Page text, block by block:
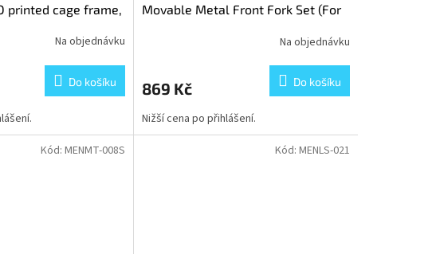
printed cage frame,
Na objednávku
Do košíku
Movable Metal Front Fork Set (For
Na objednávku
869 Kč Do košíku
Nižší cena po přihlášení.
Kód: MENMT-008S Kód: MENLS-021